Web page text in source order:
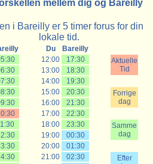
mellem dig og Bareilly
i Bareilly er 5 timer forus for din
lokale tid.
Du
Bareilly
12:00 17:30
Aktuelle
Tid
13:00
18:30
14:00
19:30
15:00 20:30
Forrige
dag
16:00
21:30
17:00
22:30
18:00 23:30
Samme
dag
19:00
00:30
20:00
01:30
21:00 02:30
Efter